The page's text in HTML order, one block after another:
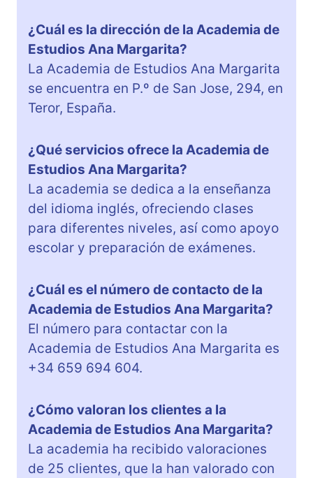
¿Cuál es la dirección de la Academia de
Estudios Ana Margarita?
La Academia de Estudios Ana Margarita
se encuentra en P.º de San Jose, 294, en
Teror, España.
¿Qué servicios ofrece la Academia de
Estudios Ana Margarita?
La academia se dedica a la enseñanza
del idioma inglés, ofreciendo clases
para diferentes niveles, así como apoyo
escolar y preparación de exámenes.
¿Cuál es el número de contacto de la
Academia de Estudios Ana Margarita?
El número para contactar con la
Academia de Estudios Ana Margarita es
+34 659 694 604.
¿Cómo valoran los clientes a la
Academia de Estudios Ana Margarita?
La academia ha recibido valoraciones
de 25 clientes, que la han valorado con